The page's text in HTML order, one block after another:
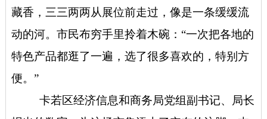
藏香，三三两两从展位前走过，像是一条缓缓流
动的河。市民布穷手里拎着木碗：“一次把各地的
特色产品都逛了一遍，选了很多喜欢的，特别方
便。”
卡若区经济信息和商务局党组副书记、局长